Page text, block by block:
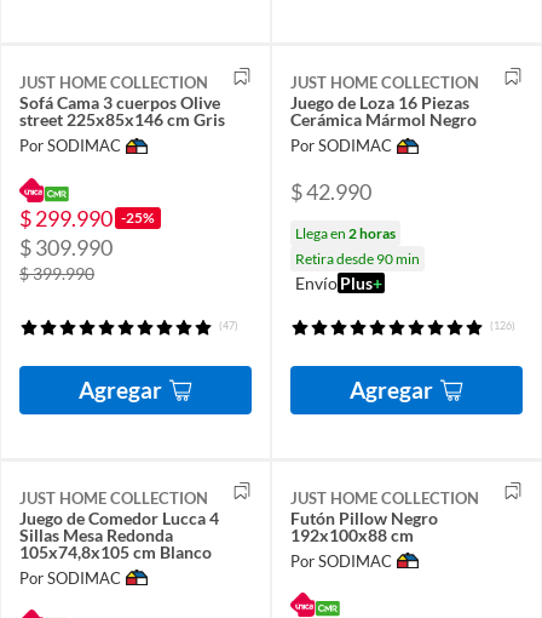
JUST HOME COLLECTION
Sofá Cama 3 cuerpos Olive
street 225x85x146 cm Gris
Por SODIMAC
$ 299.990 -25%
$ 309.990
$ 399.990
(47)
Agregar
JUST HOME COLLECTION
Juego de Loza 16 Piezas
Cerámica Mármol Negro
Por SODIMAC
$ 42.990
Llega en 2 horas
Retira desde 90 min
EnvíoPlus+
(126)
Agregar
JUST HOME COLLECTION
Juego de Comedor Lucca 4
Sillas Mesa Redonda
105x74,8x105 cm Blanco
Por SODIMAC
JUST HOME COLLECTION
Futón Pillow Negro
192x100x88 cm
Por SODIMAC